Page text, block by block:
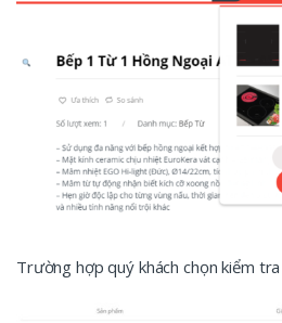
Trường hợp quý khách chọn kiểm